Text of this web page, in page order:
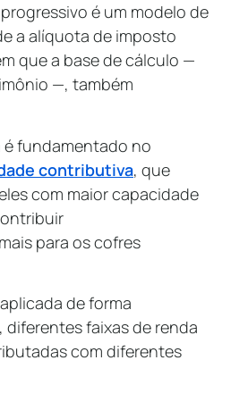
é um modelo de
a alíquota de imposto
que a base de cálculo —
—, também
é fundamentado no
contributiva, que
com maior capacidade
para os cofres
de forma
diferentes faixas de renda
com diferentes